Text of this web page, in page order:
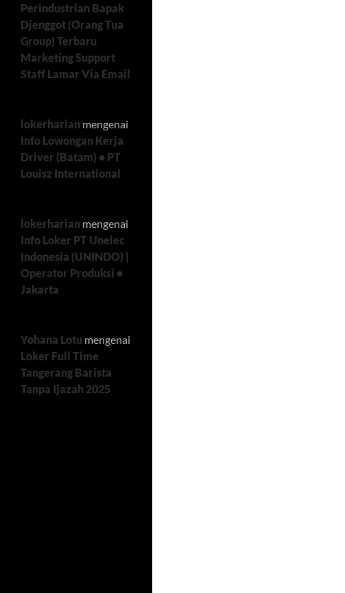
Perindustrian Bapak
Djenggot (Orang Tua
Group) Terbaru
Marketing Support
Staff Lamar Via Email
lokerharian mengenai
Info Lowongan Kerja
Driver (Batam) • PT
Louisz International
lokerharian mengenai
Info Loker PT Unelec
Indonesia (UNINDO) |
Operator Produksi •
Jakarta
Yohana Lotu mengenai
Loker Full Time
Tangerang Barista
Tanpa Ijazah 2025